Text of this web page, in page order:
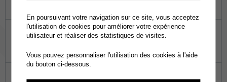
05 06 07 08 09
14 15 16
En poursuivant votre navigation sur ce site, vous acceptez
l'utilisation de cookies pour améliorer votre expérience
utilisateur et réaliser des statistiques de visites.
Vous pouvez personnaliser l'utilisation des cookies à l'aide
du bouton ci-dessous.